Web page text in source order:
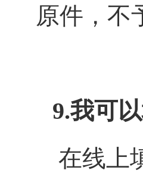
原件，不
9.我可
在线上